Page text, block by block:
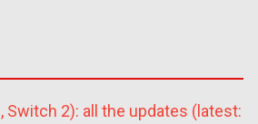
Switch 2): all the updates (latest: